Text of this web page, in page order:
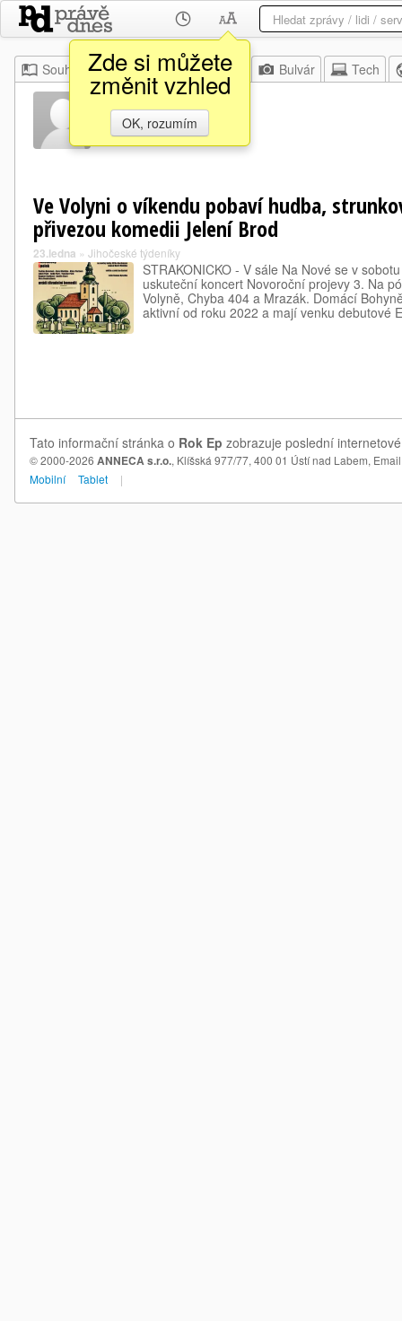
Zde si můžete
změnit vzhled
OK, rozumím
Souhrn Moje Z domova Bulvár Tech
Rok Ep
Ve Volyni o víkendu pobaví hudba,
přivezou komedii Jelení Brod
23.ledna » Jihočeské týdeníky
STRAKONICKO - V sále Na Nové se v
uskuteční koncert Novoroční projevy 3. Na
Volyně, Chyba 404 a Mrazák. Domácí
aktivní od roku 2022 a mají venku debutové
Tato informační stránka o Rok Ep zobrazuje poslední
© 2000-2026 ANNECA s.r.o., Klíšská 977/77, 400 01 Ústí nad Labem,
Mobilní
Tablet |